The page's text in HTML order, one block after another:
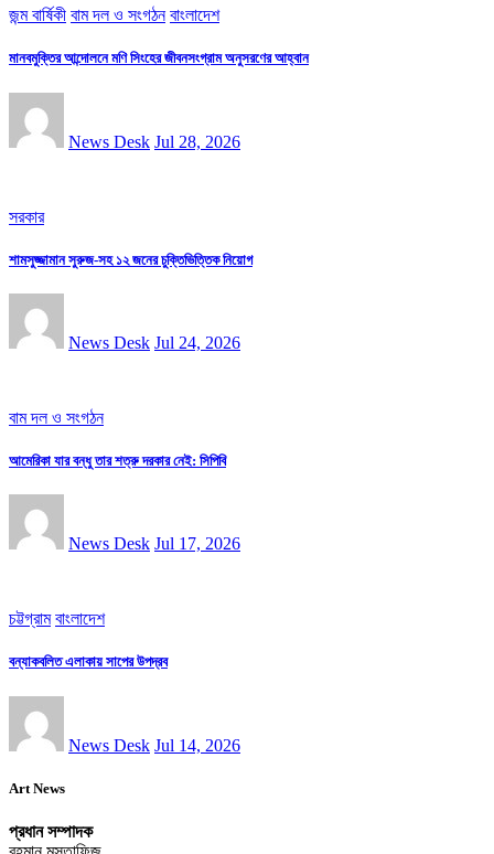
জন্ম বার্ষিকী বাম দল ও সংগঠন বাংলাদেশ
মানবমুক্তির আন্দোলনে মণি সিংহের জীবনসংগ্রাম অনুসরণের আহ্বান
News Desk Jul 28, 2026
সরকার
শামসুজ্জামান সুরুজ-সহ ১২ জনের চুক্তিভিত্তিক নিয়োগ
News Desk Jul 24, 2026
বাম দল ও সংগঠন
আমেরিকা যার বন্ধু তার শত্রু দরকার নেই: সিপিবি
News Desk Jul 17, 2026
চট্টগ্রাম বাংলাদেশ
বন্যাকবলিত এলাকায় সাপের উপদ্রব
News Desk Jul 14, 2026
Art News
প্রধান সম্পাদক